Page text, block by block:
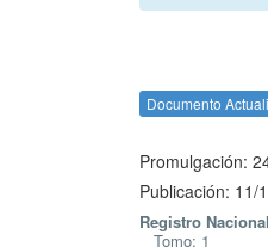
Documento
Promulgación:
Publicación: 11/
Registro
Tomo: 1